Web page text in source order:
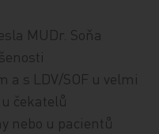
MUDr. Soňa
a s LDV/SOF u velmi
čekatelů
nebo u pacientů